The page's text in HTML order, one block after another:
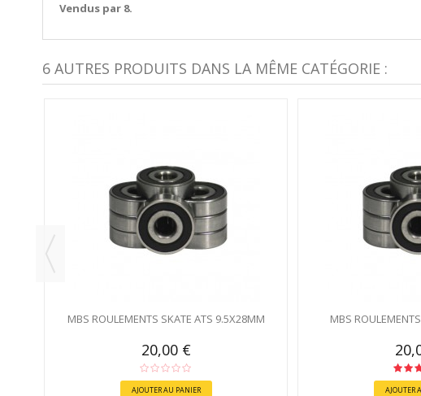
Vendus par 8.
6 AUTRES PRODUITS DANS LA MÊME CATÉGORIE :
MBS ROULEMENTS SKATE ATS 9.5X28MM
20,00 €
AJOUTER AU PANIER
MBS
AJOUTER